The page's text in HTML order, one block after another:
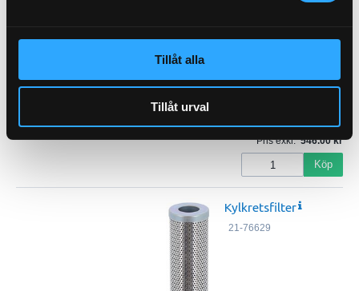
Tillåt alla
Tillåt urval
micron…
Pris exkl. 546.00
Köp
Kylkretsfilter
21-76629